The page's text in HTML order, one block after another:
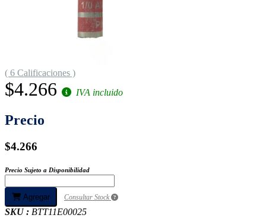
( 6 Calificaciones )
$4.266 IVA incluido
Precio
$4.266
Precio Sujeto a Disponibilidad
Agregar Consultar Stock
SKU : BTT11E00025